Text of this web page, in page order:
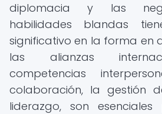
diplomacia y las
habilidades blandas
significativo en la forma en
las alianzas
competencias
colaboración, la gestión
liderazgo, son